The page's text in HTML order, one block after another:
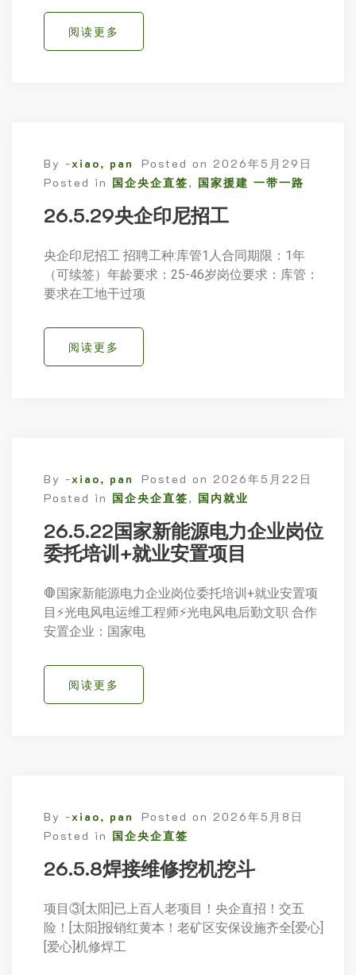
阅读更多
By -xiao, pan Posted on 2026年5月29日
Posted in 国企央企直签, 国家援建 一带一路
26.5.29央企印尼招工
央企印尼招工 招聘工种:库管1人合同期限：1年
（可续签）年龄要求：25-46岁岗位要求：库管：
要求在工地干过项
阅读更多
By -xiao, pan Posted on 2026年5月22日
Posted in 国企央企直签, 国内就业
26.5.22国家新能源电力企业岗位
委托培训+就业安置项目
🛑国家新能源电力企业岗位委托培训+就业安置项
目⚡️光电风电运维工程师⚡️光电风电后勤文职 合作
安置企业：国家电
阅读更多
By -xiao, pan Posted on 2026年5月8日
Posted in 国企央企直签
26.5.8焊接维修挖机挖斗
项目③[太阳]已上百人老项目！央企直招！交五
险！[太阳]报销红黄本！老矿区安保设施齐全[爱心]
[爱心]机修焊工